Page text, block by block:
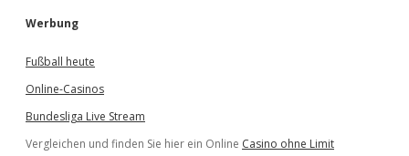
Werbung
Fußball heute
Online-Casinos
Bundesliga Live Stream
Vergleichen und finden Sie hier ein Online Casino ohne Limit